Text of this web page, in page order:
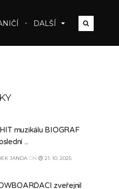
DALŠÍ
muzikálu BIOGRAF
...
JANDA ON 21. 10. 2025
zveřejnil